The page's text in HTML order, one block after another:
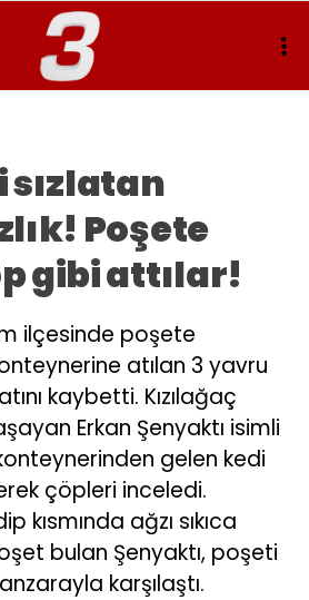
Poşete
gibi attılar!
ilçesinde poşete
atılan 3 yavru
kaybetti. Kızılağaç
Erkan Şenyaktı isimli
gelen kedi
çöpleri inceledi.
kısmında ağzı sıkıca
bulan Şenyaktı, poşeti
karşılaştı.